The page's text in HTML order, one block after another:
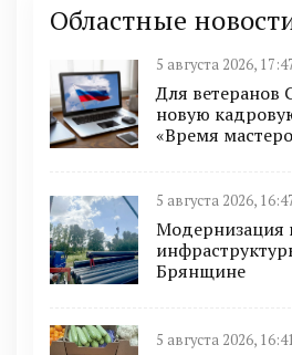
Областные
5 августа 2026,
Для ветеранов
новую
«Время
5 августа 2026,
Модернизация
Брянщине
5 августа 2026, 16:41